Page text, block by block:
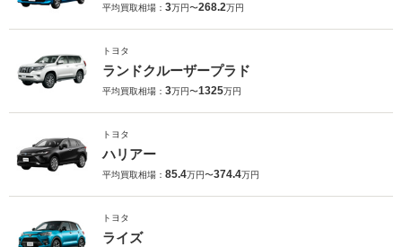
平均買取相場： 3万円〜268.2万円
トヨタ
ランドクルーザープラド
平均買取相場： 3万円〜1325万円
トヨタ
ハリアー
平均買取相場： 85.4万円〜374.4万円
トヨタ
ライズ